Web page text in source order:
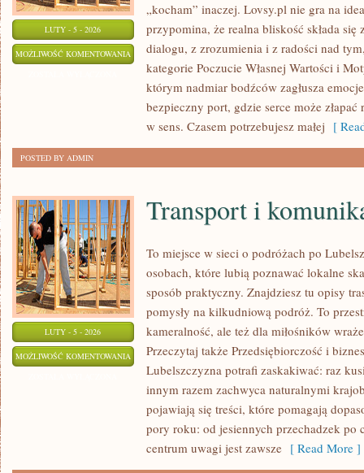
LUTY - 5 - 2026
MOŻLIWOŚĆ KOMENTOWANIA TĘSKNOTA
„kocham” inaczej. Lovsy.pl nie gra na
przypomina, że realna bliskość składa się
dialogu, z zrozumienia i z radości nad
kategorie Poczucie Własnej Wartości i
którym nadmiar bodźców zagłusza
bezpieczny port, gdzie serce może
w sens. Czasem potrzebujesz małej [
POSTED BY ADMIN
LUTY - 5 - 2026
MOŻLIWOŚĆ KOMENTOWANIA TRANSPORT
KOMUNIKACJA
Transport i
To miejsce w sieci o podróżach po
osobach, które lubią poznawać lokalne
sposób praktyczny. Znajdziesz tu opisy
pomysły na kilkudniową podróż. To
kameralność, ale też dla miłośników
Przeczytaj także Przedsiębiorczość i
Lubelszczyzna potrafi zaskakiwać: raz
innym razem zachwyca naturalnymi
pojawiają się treści, które pomagają
pory roku: od jesiennych przechadzek po
centrum uwagi jest zawsze [ Read More ]